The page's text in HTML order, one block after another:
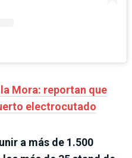
Mora: reportan que
electrocutado
a más de 1.500